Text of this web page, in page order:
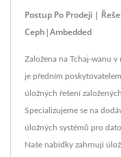
Postup Po Prodeji |
Ceph|Ambedded
Založena na Tchaj-wanu v
je předním
úložných řešení
Specializujeme se na
úložných systémů pro
Naše nabídky zahrnují